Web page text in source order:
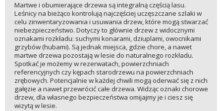
Martwe i obumierające drzewa są integralną częścią lasu.
Leśnicy na bieżąco kontrolują najczęściej uczęszczane szlaki w
celu zinwentaryzowania i usuwania drzew, które mogą stwarzać
niebezpieczeństwo. Dotyczy to głównie drzew z widocznymi
oznakami rozkładu: suchymi konarami, dziuplami, owocnikami
grzybów (hubami). Są jednak miejsca, gdzie chore, a nawet
martwe drzewa pozostają w lesie do naturalnego rozkładu.
Spotkać je możemy w rezerwatach, powierzchniach
referencyjnych czy kępach starodrzewu na powierzchniach
zrębowych. Potencjalnie w każdej chwili mogą oderwać się z nich
gałęzie a nawet przewrócić całe drzewa. Widząc oznaki chorowe
drzew, dla własnego bezpieczeństwa omijajmy je i ciesz się
wizytą w lesie.